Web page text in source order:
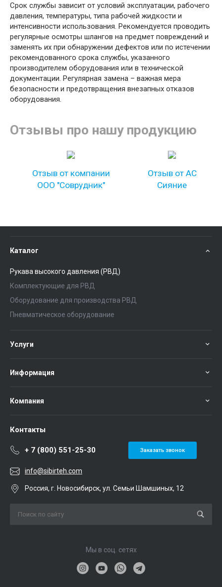
Срок службы зависит от условий эксплуатации, рабочего
давления, температуры, типа рабочей жидкости и
интенсивности использования. Рекомендуется проводить
регулярные осмотры шлангов на предмет повреждений и
заменять их при обнаружении дефектов или по истечении
рекомендованного срока службы, указанного
производителем оборудования или в технической
документации. Регулярная замена – важная мера
безопасности и предотвращения внезапных отказов
оборудования.
Отзывы про нашу продукцию
Отзыв от компании
ООО "Соврудник"
Отзыв от АС
Сияние
Каталог
Рукава высокого давления (РВД)
Комплектующие для РВД
Оборудование для производства РВД
Пневматическое оборудование
Услуги
Информация
Компания
Контакты
+ 7 (800) 551-25-30 Заказать звонок
info@sibirteh.com
Россия, г. Новосибирск, ул. Семьи Шамшиных, 12
Мы в соц. сетях